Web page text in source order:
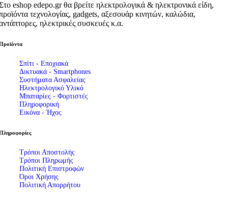
eshop edepo.gr θα βρείτε ηλεκτρολογικά & ηλεκτρονικά είδη,
τεχνολογίας, gadgets, αξεσουάρ κινητών, καλώδια,
ηλεκτρικές συσκευές κ.α.
Σπίτι - Εποχιακά
Δικτυακά - Smartphones
Συστήματα Ασφαλείας
Ηλεκτρολογικό Υλικό
Μπαταρίες - Φορτιστές
Πληροφορική
Εικόνα - Ήχος
Τρόποι Αποστολής
Τρόποι Πληρωμής
Πολιτική Επιστροφών
Όροι Χρήσης
Πολιτική Απορρήτου